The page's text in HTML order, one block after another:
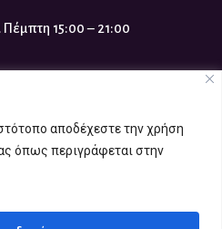
αποδέχεστε την χρήση
όπως περιγράφεται στην
15:00 – 21:00
|